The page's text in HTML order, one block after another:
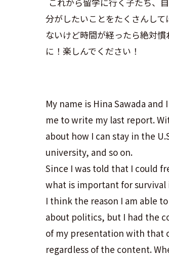
分がしたいことをたくさんし
ないけど時間が経ったら絶対
に！楽しんでください！
My name is Hina Sawada
me to write my last report.
about how I can stay in the
university, and so on.
Since I was told that I could
what is important for survival
I think the reason I am able
about politics, but I had the
of my presentation with that
regardless of the content.